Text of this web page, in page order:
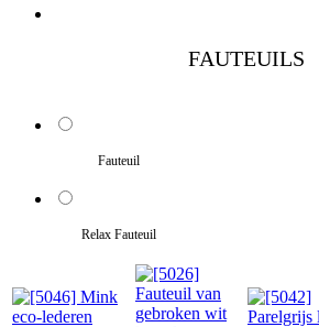
FAUTEUILS
Fauteuil
Relax Fauteuil